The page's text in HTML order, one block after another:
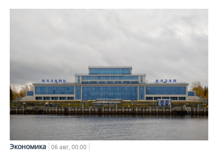
Экономика 06 авг, 00:00